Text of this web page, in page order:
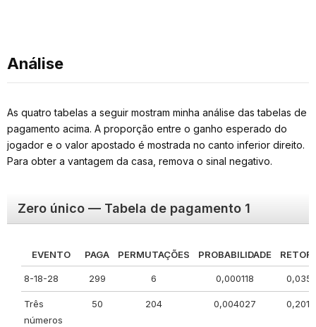
Análise
As quatro tabelas a seguir mostram minha análise das tabelas de
pagamento acima. A proporção entre o ganho esperado do
jogador e o valor apostado é mostrada no canto inferior direito.
Para obter a vantagem da casa, remova o sinal negativo.
Zero único — Tabela de pagamento 1
EVENTO PAGA PERMUTAÇÕES PROBABILIDADE
8-18-28 299 6 0,000118
Três
números
50 204 0,004027